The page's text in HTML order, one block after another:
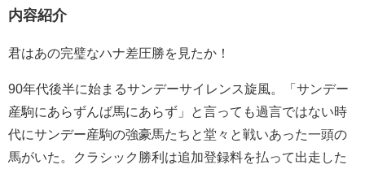
内容紹介
君はあの完璧なハナ差圧勝を見たか！
90年代後半に始まるサンデーサイレンス旋風。「サンデー
産駒にあらずんば馬にあらず」と言っても過言ではない時
代にサンデー産駒の強豪馬たちと堂々と戦いあった一頭の
馬がいた。クラシック勝利は追加登録料を払って出走した